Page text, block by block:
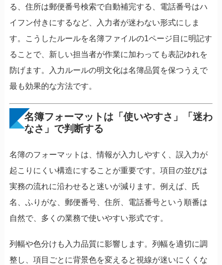
る、住所は郵便番号検索で自動補完する、電話番号はハ
イフン付きにするなど、入力者が迷わない形式にしま
す。こうしたルールを名簿ファイルの1ページ目に明記す
ることで、新しい担当者が作業に加わっても表記ゆれを
防げます。入力ルールの明文化は名簿品質を保つうえで
最も効果的な方法です。
名簿フォーマットは「使いやすさ」「迷わ
なさ」で判断する
名簿のフォーマットは、情報が入力しやすく、誤入力が
起こりにくい構造にすることが重要です。項目の並びは
実務の流れに沿わせると迷いが減ります。例えば、氏
名、ふりがな、郵便番号、住所、電話番号という順番は
自然で、多くの業務で使いやすい形式です。
列幅や色分けも入力品質に影響します。列幅を適切に調
整し、項目ごとに背景色を変えると視線が迷いにくくな